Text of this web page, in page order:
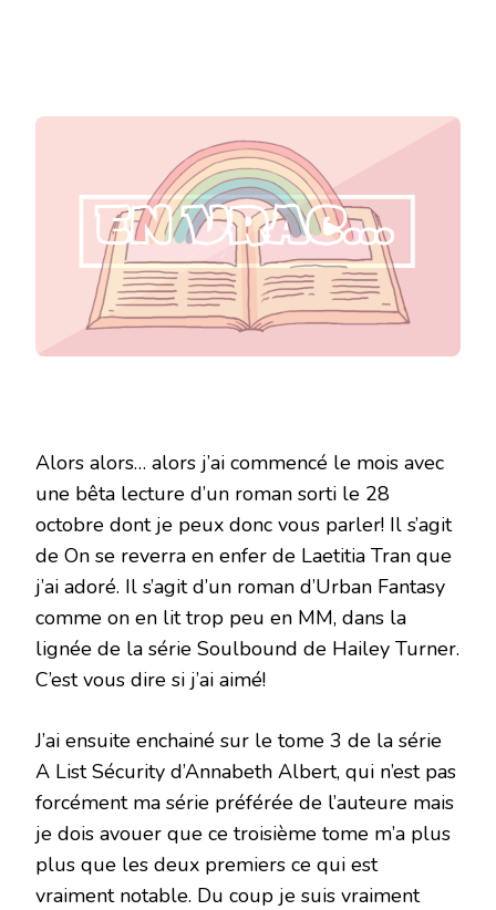
Alors alors… alors j’ai commencé le mois avec
une bêta lecture d’un roman sorti le 28
octobre dont je peux donc vous parler! Il s’agit
de On se reverra en enfer de Laetitia Tran que
j’ai adoré. Il s’agit d’un roman d’Urban Fantasy
comme on en lit trop peu en MM, dans la
lignée de la série Soulbound de Hailey Turner.
C’est vous dire si j’ai aimé!
J’ai ensuite enchainé sur le tome 3 de la série
A List Sécurity d’Annabeth Albert, qui n’est pas
forcément ma série préférée de l’auteure mais
je dois avouer que ce troisième tome m’a plus
plus que les deux premiers ce qui est
vraiment notable. Du coup je suis vraiment